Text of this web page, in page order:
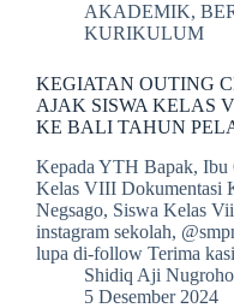
AKADEMIK,
KURIKULUM
KEGIATAN OUTING
AJAK SISWA KELAS
KE BALI TAHUN
Kepada YTH Bapak, Ibu
Kelas VIII Dokumentasi
Negsago, Siswa Kelas
instagram sekolah,
lupa di-follow Terima
Shidiq Aji
5 Desember 2024